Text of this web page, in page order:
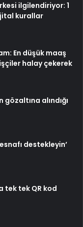
ilgilendiriyor: 1
kurallar
En düşük maaş
işçiler halay çekerek
gözaltına alındığı
destekleyin’
tek tek QR kod